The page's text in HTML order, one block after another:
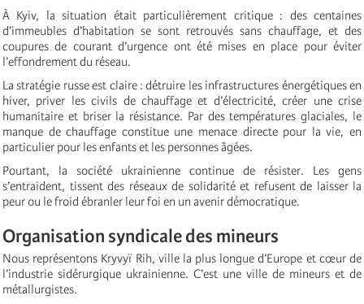
À Kyiv, la situation était particulièrement critique : des centaines
d’immeubles d’habitation se sont retrouvés sans chauffage, et des
coupures de courant d’urgence ont été mises en place pour éviter
l’effondrement du réseau.
La stratégie russe est claire : détruire les infrastructures énergétiques en
hiver, priver les civils de chauffage et d’électricité, créer une crise
humanitaire et briser la résistance. Par des températures glaciales, le
manque de chauffage constitue une menace directe pour la vie, en
particulier pour les enfants et les personnes âgées.
Pourtant, la société ukrainienne continue de résister. Les gens
s’entraident, tissent des réseaux de solidarité et refusent de laisser la
peur ou le froid ébranler leur foi en un avenir démocratique.
Organisation syndicale des mineurs
Nous représentons Kryvyï Rih, ville la plus longue d’Europe et cœur de
l’industrie sidérurgique ukrainienne. C’est une ville de mineurs et de
métallurgistes.